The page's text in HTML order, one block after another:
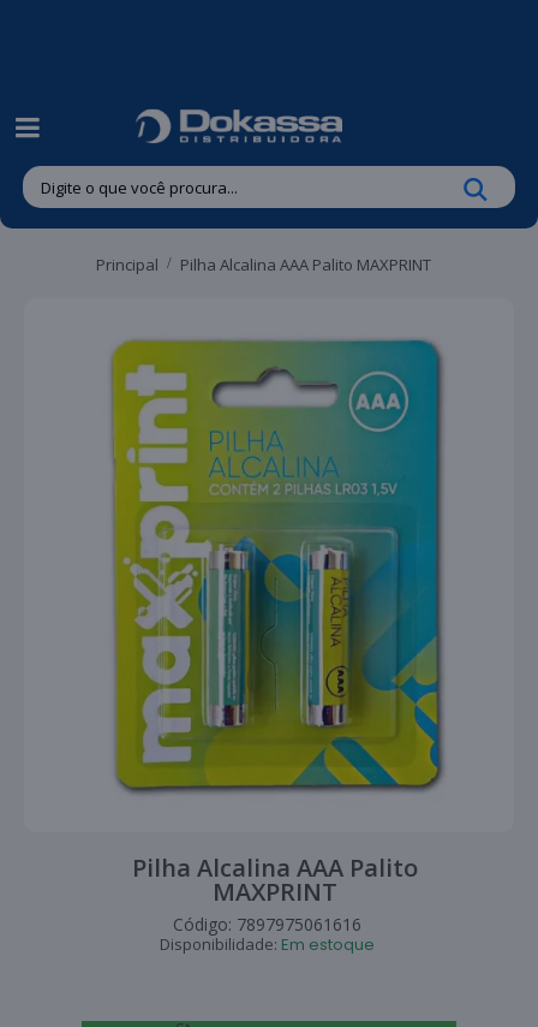
Principal Pilha Alcalina AAA Palito MAXPRINT
Pilha Alcalina AAA Palito
MAXPRINT
Código: 7897975061616
Disponibilidade: Em estoque